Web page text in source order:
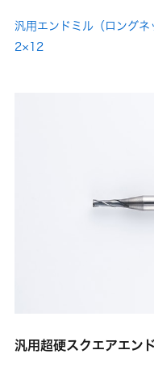
汎用エンドミル（ロング
2×12
汎用超硬スクエアエン